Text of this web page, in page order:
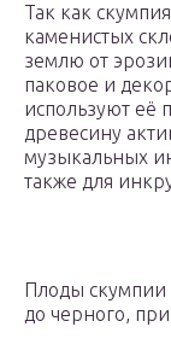
Так как
каменистых
землю от
паковое и
используют её
древесину
музыкальных
также для
Плоды скумпии
до черного,